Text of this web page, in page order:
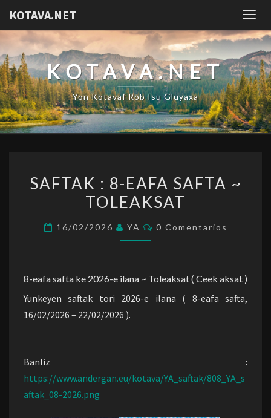
KOTAVA.NET
KOTAVA.NET
Yon Kotavaf Rob Isu Gluyaxa
:
8-
SAFTA
SAFTAK : 8-EAFA SAFTA ~
TOLEAKSAT
16/02/2026 YA Comentarios
0 Comentarios
8-eafa safta ke 2026-e ilana ~ Toleaksat ( Ceek aksat )
Yunkeyen saftak tori 2026-e ilana ( 8-eafa safta,
16/02/2026 – 22/02/2026 ).
Banliz :
https://www.andergan.eu/kotava/YA_saftak/808_YA_s
aftak_08-2026.png